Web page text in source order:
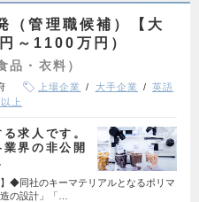
（管理職候補）【大
～1100万円）
品・衣料）
上場企業 大手企業
英語
上
求人です。
界の非公開
◆同社のキーマテリアルとなるポリマ
の設計」「…